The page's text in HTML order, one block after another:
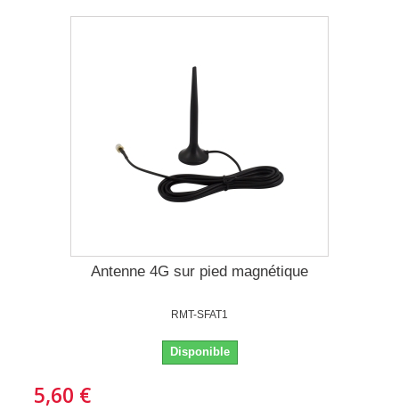
Antenne 4G sur pied magnétique
RMT-SFAT1
Disponible
5,60 €